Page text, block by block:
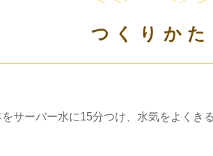
つくりかた
サーバー水に15分つけ、水気をよくきる